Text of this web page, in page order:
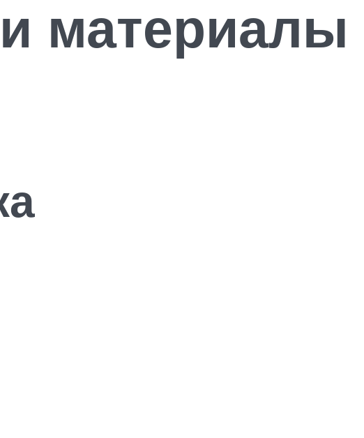
материалы